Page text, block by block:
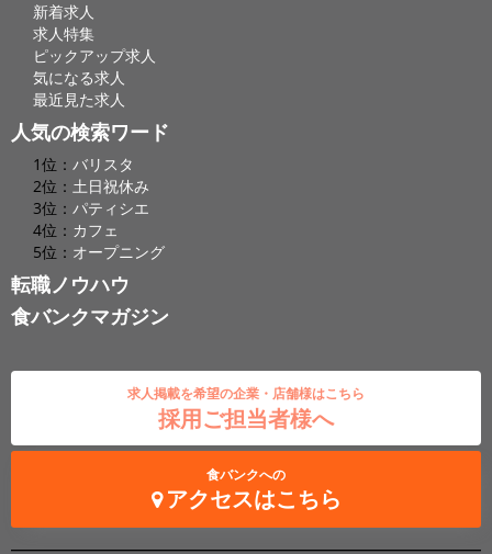
新着求人
求人特集
ピックアップ求人
気になる求人
最近見た求人
人気の検索ワード
1位： バリスタ
2位： 土日祝休み
3位： パティシエ
4位： カフェ
5位： オープニング
転職ノウハウ
食バンクマガジン
求人掲載を希望の企業・店舗様はこちら
採用ご担当者様へ
食バンクへの
アクセスはこちら